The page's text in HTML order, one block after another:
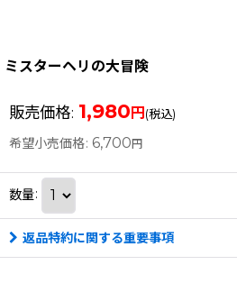
ミスターヘリの大冒険
販売価格: 1,980円(税込)
希望小売価格: 6,700 円
数量:
返品特約に関する重要事項